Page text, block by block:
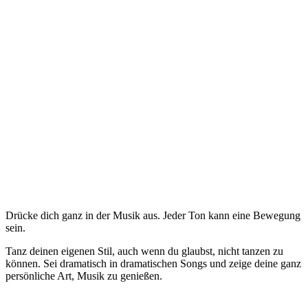
Drücke dich ganz in der Musik aus. Jeder Ton kann eine Bewegung
sein.
Tanz deinen eigenen Stil, auch wenn du glaubst, nicht tanzen zu
können. Sei dramatisch in dramatischen Songs und zeige deine ganz
persönliche Art, Musik zu genießen.